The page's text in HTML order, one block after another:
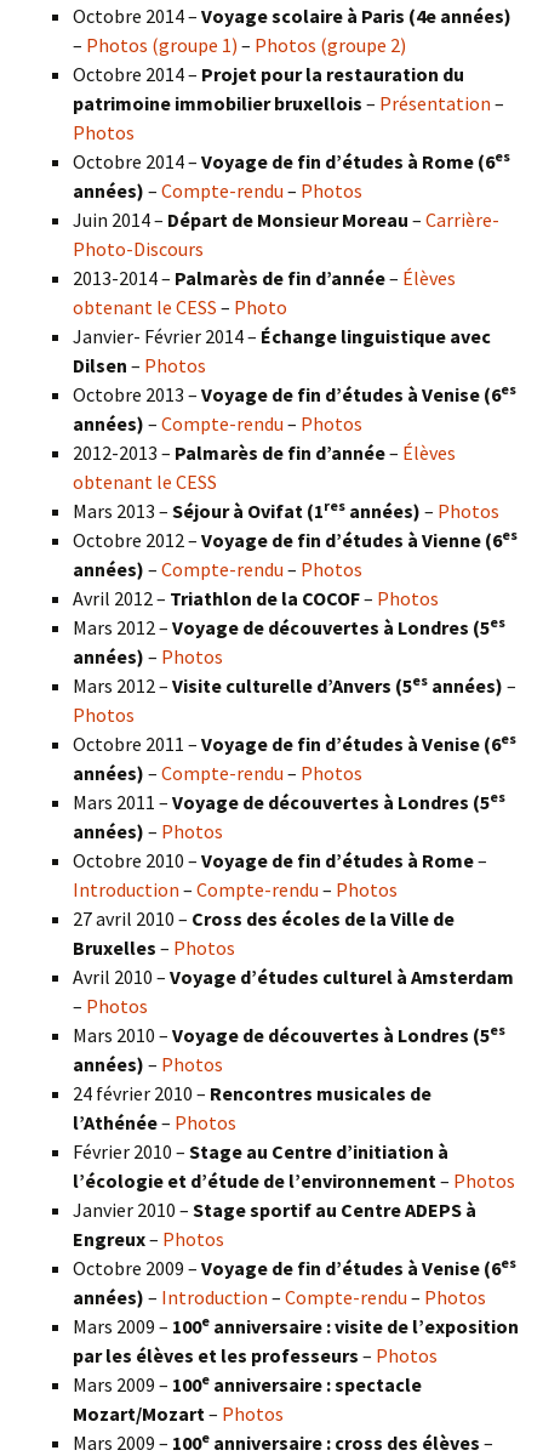
Octobre 2014 – Voyage scolaire à Paris (4e années)
– Photos (groupe 1) – Photos (groupe 2)
Octobre 2014 – Projet pour la restauration du
patrimoine immobilier bruxellois – Présentation –
Photos
Octobre 2014 – Voyage de fin d’études à Rome (6es
années) – Compte-rendu – Photos
Juin 2014 – Départ de Monsieur Moreau – Carrière-
Photo-Discours
2013-2014 – Palmarès de fin d’année– Élèves
obtenant le CESS – Photo
Janvier- Février 2014 – Échange linguistique avec
Dilsen – Photos
Octobre 2013 – Voyage de fin d’études à Venise (6es
années) – Compte-rendu – Photos
2012-2013 – Palmarès de fin d’année– Élèves
obtenant le CESS
Mars 2013 – Séjour à Ovifat (1res années) – Photos
Octobre 2012 – Voyage de fin d’études à Vienne (6es
années) – Compte-rendu – Photos
Avril 2012 – Triathlon de la COCOF– Photos
Mars 2012 – Voyage de découvertes à Londres (5es
années) – Photos
Mars 2012 – Visite culturelle d’Anvers (5es années) –
Photos
Octobre 2011 – Voyage de fin d’études à Venise (6es
années) – Compte-rendu – Photos
Mars 2011 – Voyage de découvertes à Londres (5es
années) – Photos
Octobre 2010 – Voyage de fin d’études à Rome–
Introduction – Compte-rendu – Photos
27 avril 2010 – Cross des écoles de la Ville de
Bruxelles – Photos
Avril 2010 – Voyage d’études culturel à Amsterdam
– Photos
Mars 2010 – Voyage de découvertes à Londres (5es
années) – Photos
24 février 2010 – Rencontres musicales de
l’Athénée– Photos
Février 2010 – Stage au Centre d’initiation à
l’écologie et d’étude de l’environnement – Photos
Janvier 2010 – Stage sportif au Centre ADEPS à
Engreux– Photos
Octobre 2009 – Voyage de fin d’études à Venise (6es
années) – Introduction – Compte-rendu – Photos
Mars 2009 – 100e anniversaire : visite de l’exposition
par les élèves et les professeurs – Photos
Mars 2009 – 100e anniversaire : spectacle
Mozart/Mozart – Photos
Mars 2009 – 100e anniversaire : cross des élèves –